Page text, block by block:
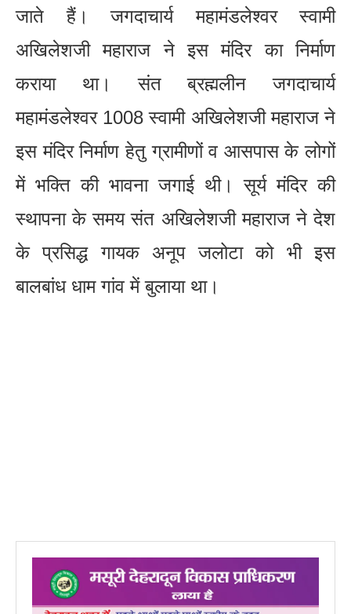
जाते हैं। जगदाचार्य महामंडलेश्वर स्वामी
अखिलेशजी महाराज ने इस मंदिर का निर्माण
कराया था। संत ब्रह्मलीन जगदाचार्य
महामंडलेश्वर 1008 स्वामी अखिलेशजी महाराज ने
इस मंदिर निर्माण हेतु ग्रामीणों व आसपास के लोगों
में भक्ति की भावना जगाई थी। सूर्य मंदिर की
स्थापना के समय संत अखिलेशजी महाराज ने देश
के प्रसिद्ध गायक अनूप जलोटा को भी इस
बालबांध धाम गांव में बुलाया था।